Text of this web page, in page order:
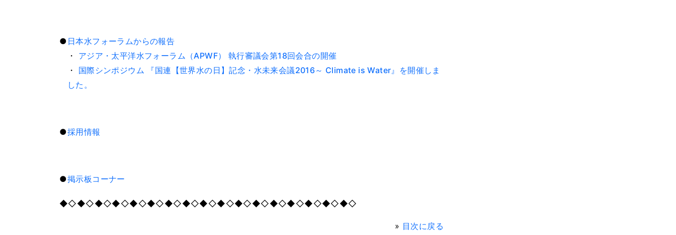
● 日本水フォーラムからの報告
・ アジア・太平洋水フォーラム（APWF） 執行審議会第18回会合の開催
・ 国際シンポジウム 『国連【世界水の日】記念・水未来会議2016～ Climate is Water』を開催しま
した。
●採用情報
●掲示板コーナー
◆◇◆◇◆◇◆◇◆◇◆◇◆◇◆◇◆◇◆◇◆◇◆◇◆◇◆◇◆◇◆◇◆◇
» 目次に戻る